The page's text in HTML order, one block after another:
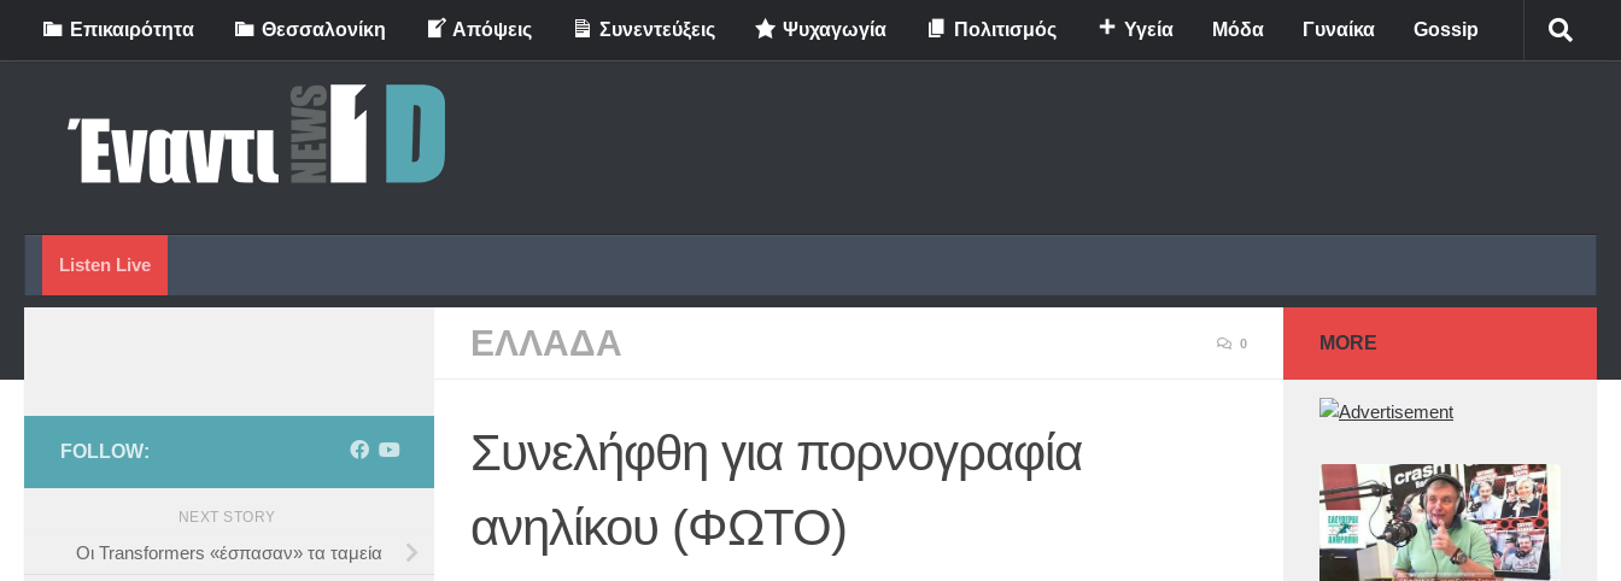
Skip to content
Eπικαιρότητα Θεσσαλονίκη Απόψεις Συνεντεύξεις Ψυχαγωγία Πολιτισμός Υγεία Μόδα Γυναίκα Gossip
Listen Live
ΕΛΛΑΔΑ 0
Συνελήφθη για πορνογραφία
ανηλίκου (ΦΩΤΟ)
FOLLOW:
NEXT STORY
Οι Transformers «έσπασαν» τα ταμεία
MORE